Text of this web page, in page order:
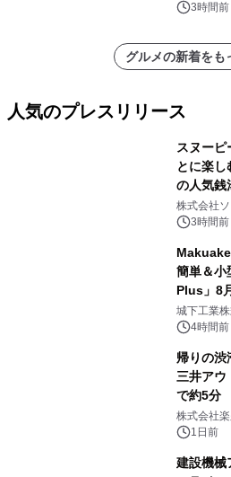
3時間前
グルメの新着をも
人気のプレスリリース
スヌー
とに楽
の人気銭
ラボレ
ボグッズ
株式会社
3時間前
簡単＆小
Plus」8
ーブル1
ぐっと豊
城下工業
4時間前
帰りの渋
三井アウ
で約5分
メニュー
株式会社
1日前
建設機械